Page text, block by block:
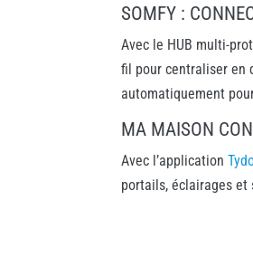
SOMFY :
Avec le HUB multi-
fil pour centraliser en
automatiquement
MA MAISON
Avec l’application
portails, éclairages et